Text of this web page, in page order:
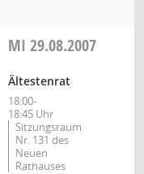
MI 29.08.2007
Ältestenrat
18:00-
18:45 Uhr
Sitzungsraum
Nr. 131 des
Neuen
Rathauses